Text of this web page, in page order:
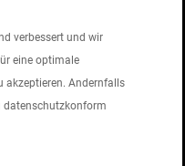
erfolgt in einer
Aufbaulehrgang (4
drei Jahren.
verbessert und wir
eine optimale
akzeptieren. Andernfalls
datenschutzkonform